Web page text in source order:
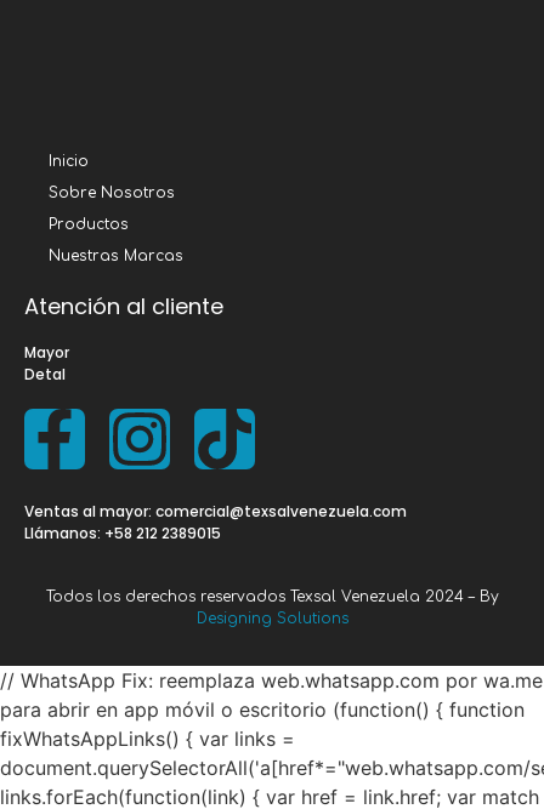
Inicio
Sobre Nosotros
Productos
Nuestras Marcas
Atención al cliente
Mayor
Detal
Ventas al mayor: comercial@texsalvenezuela.com
Llámanos: +58 212 2389015
Todos los derechos reservados Texsal Venezuela 2024 – By
Designing Solutions
// WhatsApp Fix: reemplaza web.whatsapp.com por wa.me
para abrir en app móvil o escritorio (function() { function
fixWhatsAppLinks() { var links =
document.querySelectorAll('a[href*="web.whatsapp.com/
links.forEach(function(link) { var href = link.href; var match